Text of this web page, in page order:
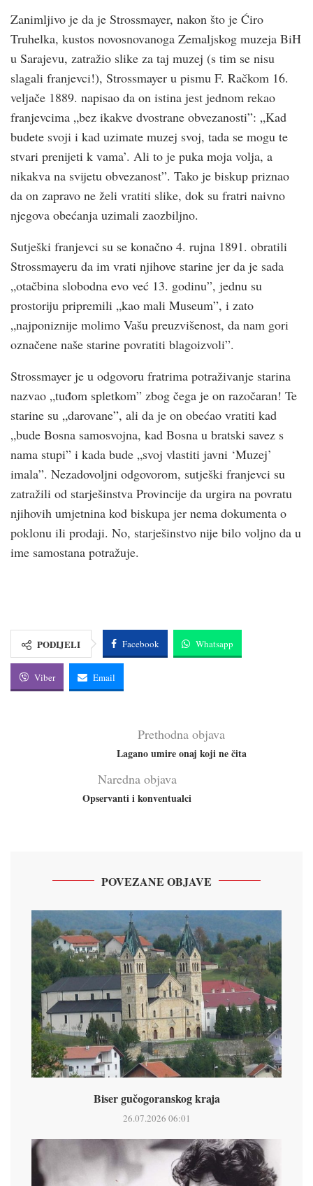
Zanimljivo je da je Strossmayer, nakon što je Ćiro
Truhelka, kustos novosnovanoga Zemaljskog muzeja BiH
u Sarajevu, zatražio slike za taj muzej (s tim se nisu
slagali franjevci!), Strossmayer u pismu F. Račkom 16.
veljače 1889. napisao da on istina jest jednom rekao
franjevcima „bez ikakve dvostrane obvezanosti”: „Kad
budete svoji i kad uzimate muzej svoj, tada se mogu te
stvari prenijeti k vama’. Ali to je puka moja volja, a
nikakva na svijetu obvezanost”. Tako je biskup priznao
da on zapravo ne želi vratiti slike, dok su fratri naivno
njegova obećanja uzimali zaozbiljno.
Sutješki franjevci su se konačno 4. rujna 1891. obratili
Strossmayeru da im vrati njihove starine jer da je sada
„otačbina slobodna evo već 13. godinu”, jednu su
prostoriju pripremili „kao mali Museum”, i zato
„najponiznije molimo Vašu preuzvišenost, da nam gori
označene naše starine povratiti blagoizvoli”.
Strossmayer je u odgovoru fratrima potraživanje starina
nazvao „tuđom spletkom” zbog čega je on razočaran! Te
starine su „darovane”, ali da je on obećao vratiti kad
„bude Bosna samosvojna, kad Bosna u bratski savez s
nama stupi” i kada bude „svoj vlastiti javni ‘Muzej’
imala”. Nezadovoljni odgovorom, sutješki franjevci su
zatražili od starješinstva Provincije da urgira na povratu
njihovih umjetnina kod biskupa jer nema dokumenta o
poklonu ili prodaji. No, starješinstvo nije bilo voljno da u
ime samostana potražuje.
PODIJELI Facebook Whatsapp
Viber Email
Prethodna objava
Lagano umire onaj koji ne čita
Naredna objava
Opservanti i konventualci
POVEZANE OBJAVE
Biser gučogoranskog kraja
26.07.2026 06:01